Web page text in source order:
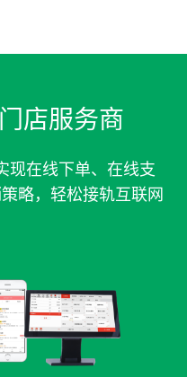
店服务商
现在线下单、在线支
略，轻松接轨互联网